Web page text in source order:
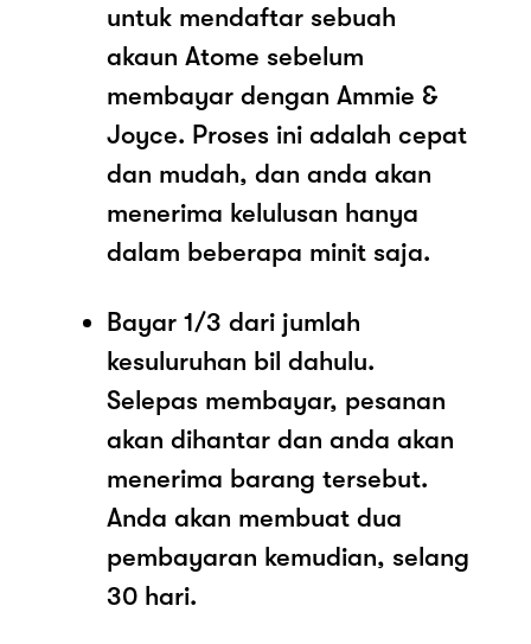
untuk mendaftar sebuah
akaun Atome sebelum
membayar dengan Ammie &
Joyce. Proses ini adalah cepat
dan mudah, dan anda akan
menerima kelulusan hanya
dalam beberapa minit saja.
Bayar 1/3 dari jumlah
kesuluruhan bil dahulu.
Selepas membayar, pesanan
akan dihantar dan anda akan
menerima barang tersebut.
Anda akan membuat dua
pembayaran kemudian, selang
30 hari.